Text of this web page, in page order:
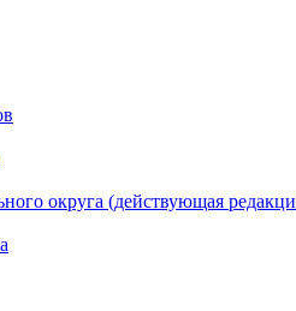
округа (действующая